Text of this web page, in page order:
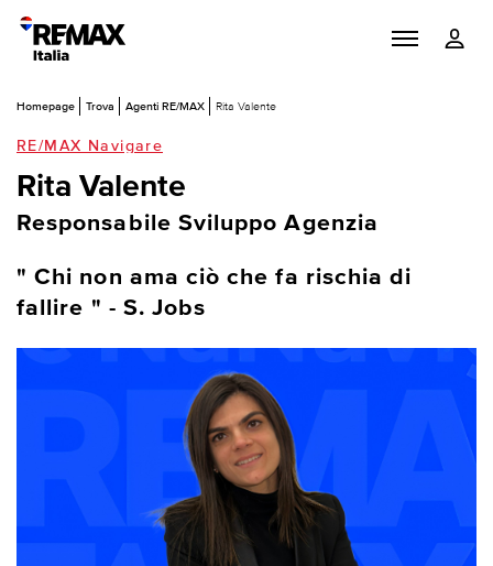
Homepage Trova Agenti RE/MAX Rita Valente
RE/MAX Navigare
Rita Valente
Responsabile Sviluppo Agenzia
" Chi non ama ciò che fa rischia di
fallire " - S. Jobs